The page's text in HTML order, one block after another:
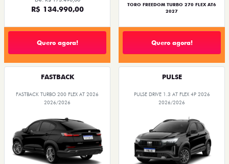
R$ 134.990,00
Quero agora!
TORO FREEDOM TURBO 270 FLEX AT6
2027
Quero agora!
FASTBACK
FASTBACK TURBO 200 FLEX AT 2026
2026/2026
PULSE
PULSE DRIVE 1.3 AT FLEX 4P 2026
2026/2026